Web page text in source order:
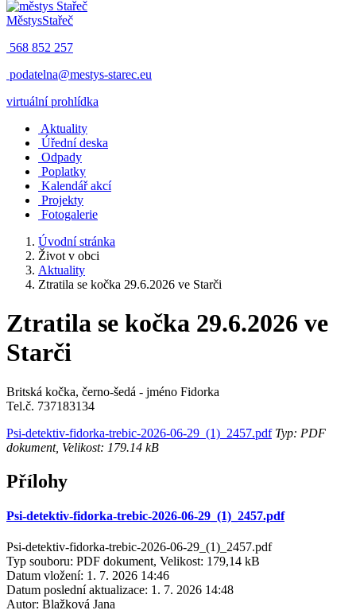
MěstysStařeč
568 852 257
podatelna@mestys-starec.eu
virtuální prohlídka
Aktuality
Úřední deska
Odpady
Poplatky
Kalendář akcí
Projekty
Fotogalerie
Úvodní stránka
Život v obci
Aktuality
Ztratila se kočka 29.6.2026 ve Starči
Ztratila se kočka 29.6.2026 ve
Starči
Britská kočka, černo-šedá - jméno Fidorka
Tel.č. 737183134
Psi-detektiv-fidorka-trebic-2026-06-29_(1)_2457.pdfTyp: PDF
dokument, Velikost: 179.14 kB
Přílohy
Psi-detektiv-fidorka-trebic-2026-06-29_(1)_2457.pdf
Psi-detektiv-fidorka-trebic-2026-06-29_(1)_2457.pdf
Typ souboru: PDF dokument, Velikost: 179,14 kB
Datum vložení: 1. 7. 2026 14:46
Datum poslední aktualizace: 1. 7. 2026 14:48
Autor: Blažková Jana